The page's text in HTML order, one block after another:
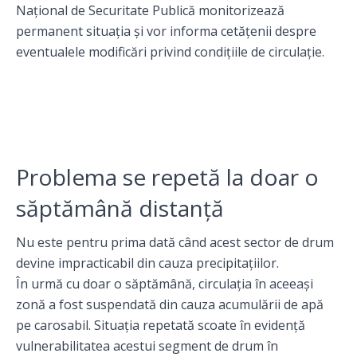
Național de Securitate Publică monitorizează
permanent situația și vor informa cetățenii despre
eventualele modificări privind condițiile de circulație.
Problema se repetă la doar o
săptămână distanță
Nu este pentru prima dată când acest sector de drum
devine impracticabil din cauza precipitațiilor.
În urmă cu doar o săptămână, circulația în aceeași
zonă a fost suspendată din cauza acumulării de apă
pe carosabil. Situația repetată scoate în evidență
vulnerabilitatea acestui segment de drum în